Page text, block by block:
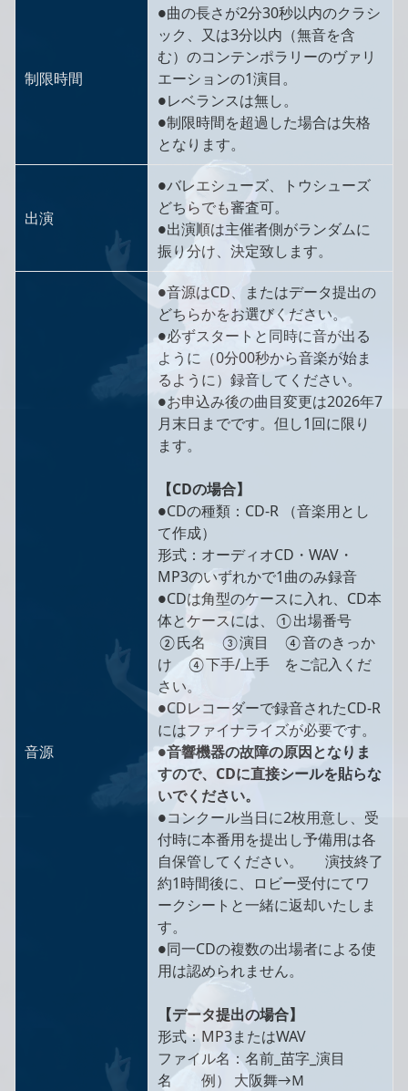
制限時間
●曲の長さが2分30秒以内のクラシ
ック、又は3分以内（無音を含
む）のコンテンポラリーのヴァリ
エーションの1演目。
●レベランスは無し。
●制限時間を超過した場合は失格
となります。
出演
●バレエシューズ、トウシューズ
どちらでも審査可。
●出演順は主催者側がランダムに
振り分け、決定致します。
音源
●音源はCD、またはデータ提出の
どちらかをお選びください。
●必ずスタートと同時に音が出る
ように（0分00秒から音楽が始ま
るように）録音してください。
●お申込み後の曲目変更は2026年7
月末日までです。但し1回に限り
ます。
【CDの場合】
●CDの種類：CD-R （音楽用とし
て作成）
形式：オーディオCD・WAV・
MP3のいずれかで1曲のみ録音
●CDは角型のケースに入れ、CD本
体とケースには、①出場番号
②氏名 ③演目 ④音のきっか
け ④下手/上手 をご記入くだ
さい。
●CDレコーダーで録音されたCD-R
にはファイナライズが必要です。
●音響機器の故障の原因となりま
すので、CDに直接シールを貼らな
いでください。
●コンクール当日に2枚用意し、受
付時に本番用を提出し予備用は各
自保管してください。 演技終了
約1時間後に、ロビー受付にてワ
ークシートと一緒に返却いたしま
す。
●同一CDの複数の出場者による使
用は認められません。
【データ提出の場合】
形式：MP3またはWAV
ファイル名：名前_苗字_演目
名 例） 大阪舞→Ｍ